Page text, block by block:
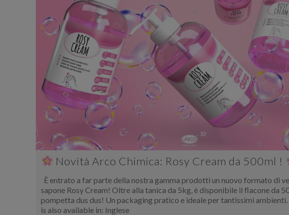
Novità Arco Chimica: Rosy Cream da 500ml !
È entrato a far parte della nostra gamma prodotti un nuovo formato di
sapone Rosy Cream! Oltre alla tanica da 5kg, è disponibile il flacone da
pompetta dus dus! Un packaging pratico e ideale per tantissimi
is also available in: Inglese